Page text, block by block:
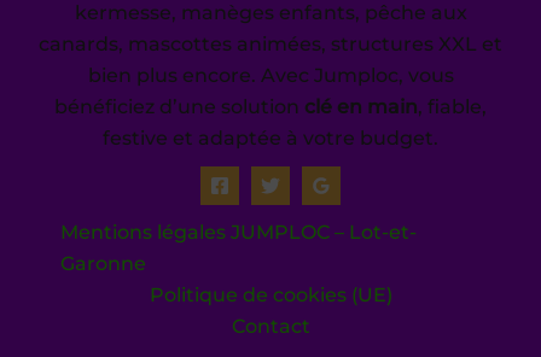
kermesse, manèges enfants, pêche aux
canards, mascottes animées, structures XXL et
bien plus encore. Avec Jumploc, vous
bénéficiez d’une solution clé en main, fiable,
festive et adaptée à votre budget.
Mentions légales JUMPLOC – Lot-et-
Garonne
Politique de cookies (UE)
Contact